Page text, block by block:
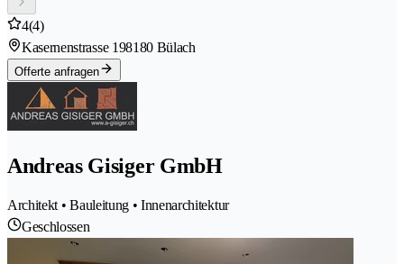
4(4)
Kasernenstrasse 198180 Bülach
Offerte anfragen
Andreas Gisiger GmbH
Architekt • Bauleitung • Innenarchitektur
Geschlossen